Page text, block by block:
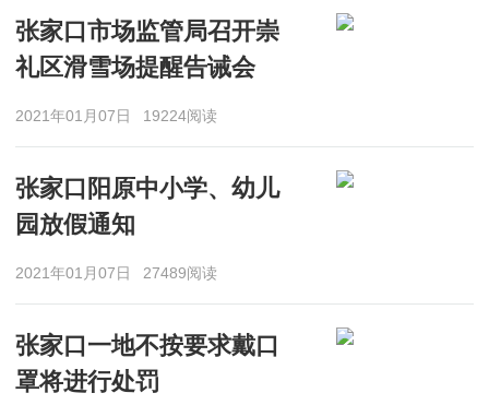
张家口市场监管局召开崇
礼区滑雪场提醒告诫会
2021年01月07日 19224阅读
张家口阳原中小学、幼儿
园放假通知
2021年01月07日 27489阅读
张家口一地不按要求戴口
罩将进行处罚